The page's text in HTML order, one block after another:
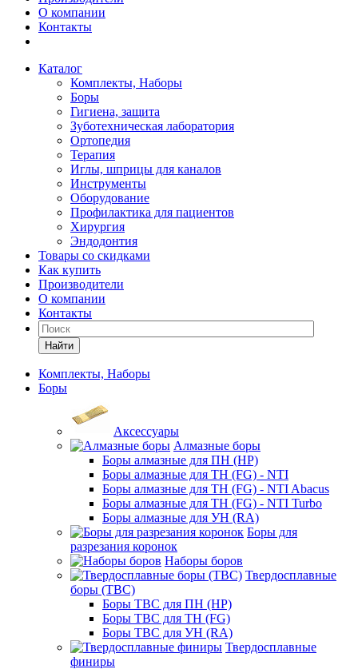
О компании
Контакты
Каталог
Комплекты, Наборы
Боры
Гигиена, защита
Зуботехническая лаборатория
Ортопедия
Терапия
Иглы, шприцы для каналов
Инструменты
Оборудование
Профилактика для пациентов
Хирургия
Эндодонтия
Товары со скидками
Как купить
Производители
О компании
Контакты
Найти
Комплекты, Наборы
Боры
Аксессуары
Алмазные боры
Боры алмазные для ПН (HP)
Боры алмазные для ТН (FG) - NTI
Боры алмазные для ТН (FG) - NTI Abacus
Боры алмазные для ТН (FG) - NTI Turbo
Боры алмазные для УН (RA)
Боры для
разрезания коронок
Наборы боров
Твердосплавные
боры (ТВС)
Боры ТВС для ПН (HP)
Боры ТВС для ТН (FG)
Боры ТВС для УН (RA)
Твердосплавные
финиры